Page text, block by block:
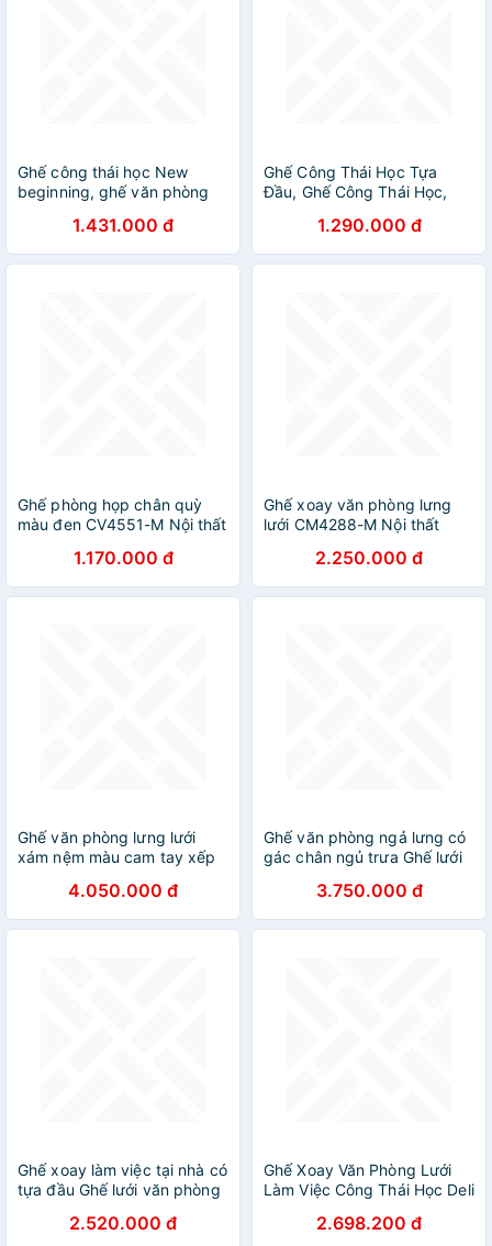
Ghế công thái học New
beginning, ghế văn phòng
có tựa đầu NB819
1.431.000 đ
Ghế Công Thái Học Tựa
Đầu, Ghế Công Thái Học,
Trung Hiện Đại. Mesh
Ergonomic Executive office
chairs with headrest. Ghế
1.290.000 đ
Ghế phòng họp chân quỳ
màu đen CV4551-M Nội thất
việc tại nhà chân cố định
lưng lưới nệm vải lưới màu
đen office chair hcm
1.170.000 đ
Ghế xoay văn phòng lưng
lưới CM4288-M Nội thất
lưng lưới nệm vải màu đen
có tựa đầu tay nhựa office
chair
2.250.000 đ
Ghế văn phòng lưng lưới
xám nệm màu cam tay xếp
CM4507-M4.050.000 đ
Ghế văn phòng ngả lưng có
gác chân ngủ trưa Ghế lưới
CR4323-M3.750.000 đ
Ghế xoay làm việc tại nhà có
tựa đầu Ghế lưới văn phòng
CM4513-M2.520.000 đ
Ghế Xoay Văn Phòng Lưới
Làm Việc Công Thái Học Deli
Chỉnh Lưng, Lưới Thoáng
2.698.200 đ